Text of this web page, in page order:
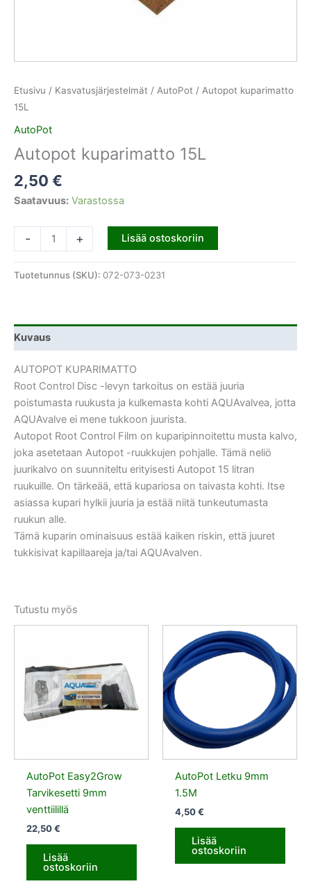
Etusivu / Kasvatusjärjestelmät / AutoPot / Autopot kuparimatto
15L
AutoPot
Autopot kuparimatto 15L
2,50 €
Saatavuus: Varastossa
- + Lisää ostoskoriin
Tuotetunnus (SKU): 072-073-0231
Kuvaus
AUTOPOT KUPARIMATTO
Root Control Disc -levyn tarkoitus on estää juuria
poistumasta ruukusta ja kulkemasta kohti AQUAvalvea, jotta
AQUAvalve ei mene tukkoon juurista.
Autopot Root Control Film on kuparipinnoitettu musta kalvo,
joka asetetaan Autopot -ruukkujen pohjalle. Tämä neliö
juurikalvo on suunniteltu erityisesti Autopot 15 litran
ruukuille. On tärkeää, että kupariosa on taivasta kohti. Itse
asiassa kupari hylkii juuria ja estää niitä tunkeutumasta
ruukun alle.
Tämä kuparin ominaisuus estää kaiken riskin, että juuret
tukkisivat kapillaareja ja/tai AQUAvalven.
Tutustu myös
AutoPot Easy2Grow
Tarvikesetti 9mm
venttiilillä
22,50€
Lisää
ostoskoriin
AutoPot Letku 9mm
1.5M
4,50€
Lisää
ostoskoriin